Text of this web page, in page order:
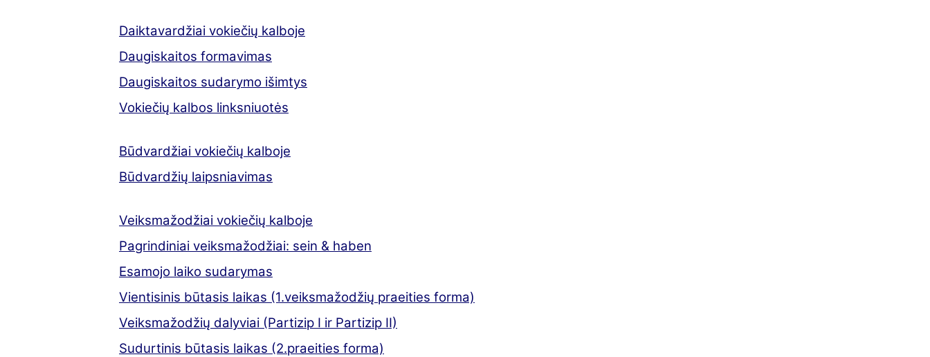
Daiktavardžiai vokiečių kalboje
Daugiskaitos formavimas
Daugiskaitos sudarymo išimtys
Vokiečių kalbos linksniuotės
Būdvardžiai vokiečių kalboje
Būdvardžių laipsniavimas
Veiksmažodžiai vokiečių kalboje
Pagrindiniai veiksmažodžiai: sein & haben
Esamojo laiko sudarymas
Vientisinis būtasis laikas (1.veiksmažodžių praeities forma)
Veiksmažodžių dalyviai (Partizip I ir Partizip II)
Sudurtinis būtasis laikas (2.praeities forma)